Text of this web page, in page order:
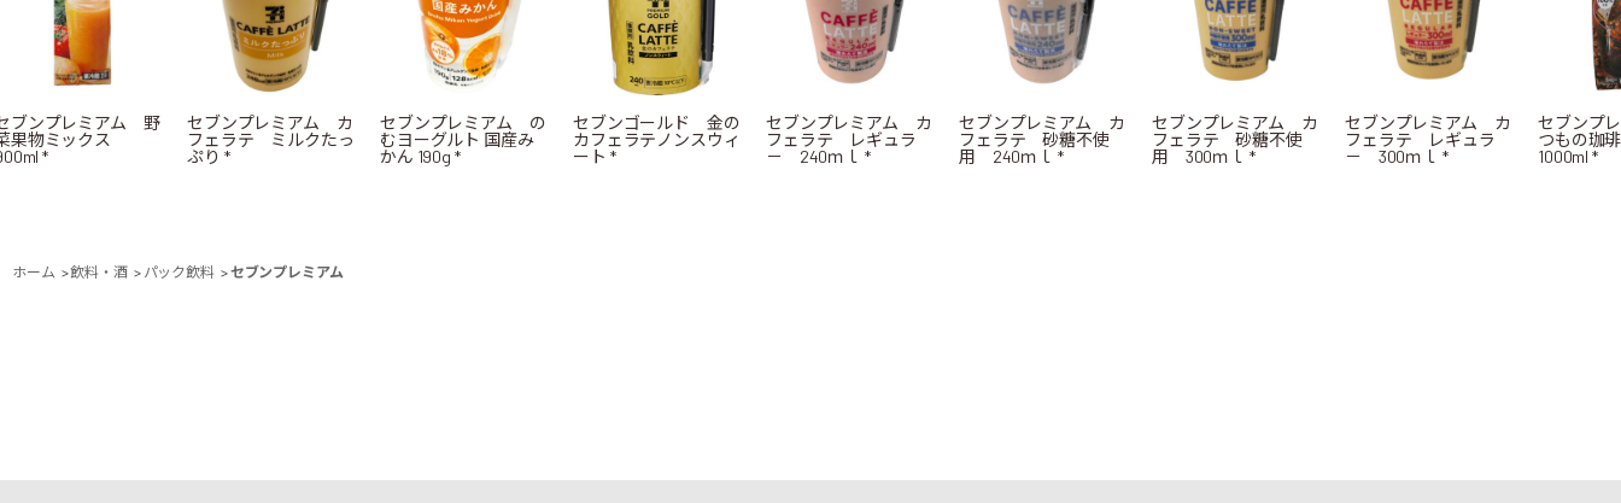
ブンプレミアム 野
果物ミックス
*
セブンプレミアム カ
フェラテ ミルクたっ
ぷり *
セブンプレミアム の
むヨーグルト 国産み
かん 190g *
セブンゴールド 金の
カフェラテノンスウィ
ート *
セブンプレミアム カ
フェラテ レギュラ
－ 240ｍｌ *
セブンプレミアム カ
フェラテ 砂糖不使
用 240ｍｌ *
セブンプレミアム カ
フェラテ 砂糖不使
用 300ｍｌ *
セブンプレミアム カ
フェラテ レギュラ
－ 300ｍｌ *
セブンプ
つもの
1000ml *
ホーム >飲料・酒 > パック飲料 >セブンプレミアム